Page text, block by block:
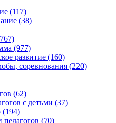
(117)
(38)
(977)
развитие (160)
соревнования (220)
(62)
с детьми (37)
(194)
педагогов (70)